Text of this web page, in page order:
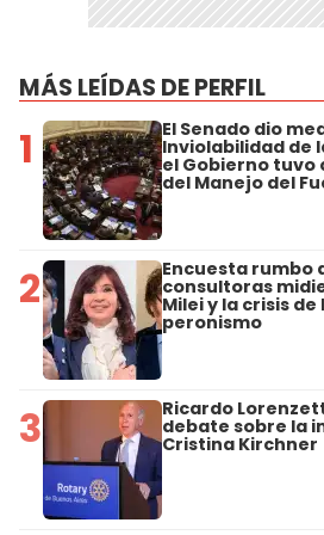
MÁS LEÍDAS DE PERFIL
1 El Senado dio
Inviolabilidad de
el Gobierno tuvo
del Manejo del
2 Encuesta rumbo
consultoras
Milei y la crisis
peronismo
3 Ricardo
debate sobre la
Cristina Kirchner